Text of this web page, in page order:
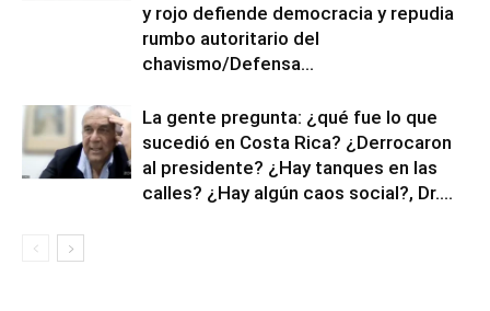
y rojo defiende democracia y repudia
rumbo autoritario del
chavismo/Defensa...
La gente pregunta: ¿qué fue lo que
sucedió en Costa Rica? ¿Derrocaron
al presidente? ¿Hay tanques en las
calles? ¿Hay algún caos social?, Dr....